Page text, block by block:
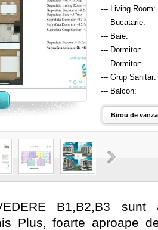
--- Living Room:
--- Bucatarie:
--- Baie:
--- Dormitor:
--- Dormitor:
--- Grup Sanitar:
--- Balcon:
Birou de
B1,B2,B3
Plus, foarte aproape